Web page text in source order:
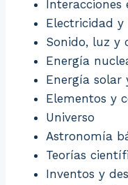
Interacciones
Electricidad y
Sonido, luz y
Energía
Energía solar
Elementos y
Universo
Astronomía
Teorías
Inventos y